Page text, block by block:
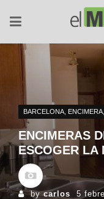
BARCELONA ENCIMERA
ENCIMERAS
ESCOGER LA
bycarlos
5